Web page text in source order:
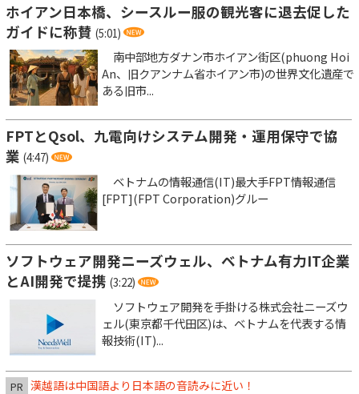
ホイアン日本橋、シースルー服の観光客に退去促した
ガイドに称賛 (5:01)
南中部地方ダナン市ホイアン街区(phuong Hoi
An、旧クアンナム省ホイアン市)の世界文化遺産で
ある旧市...
FPTとQsol、九電向けシステム開発・運用保守で協
業 (4:47)
ベトナムの情報通信(IT)最大手FPT情報通信
[FPT](FPT Corporation)グルー
ソフトウェア開発ニーズウェル、ベトナム有力IT企業
とAI開発で提携 (3:22)
ソフトウェア開発を手掛ける株式会社ニーズウ
ェル(東京都千代田区)は、ベトナムを代表する情
報技術(IT)...
PR 漢越語は中国語より日本語の音読みに近い！